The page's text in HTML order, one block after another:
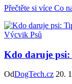
Přečtěte si více Co
Výcvik Psů
Kdo daruje
OdDogTech.cz 20.